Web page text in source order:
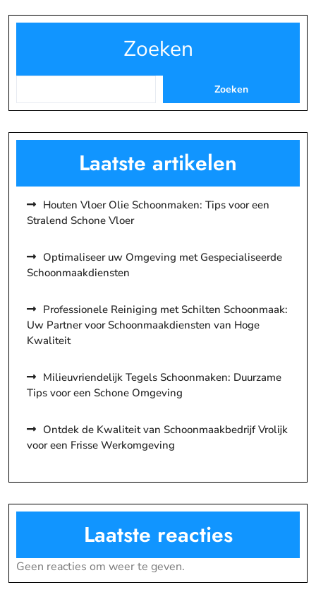
Zoeken
Zoeken
Laatste artikelen
Houten Vloer Olie Schoonmaken: Tips voor een
Stralend Schone Vloer
Optimaliseer uw Omgeving met Gespecialiseerde
Schoonmaakdiensten
Professionele Reiniging met Schilten Schoonmaak:
Uw Partner voor Schoonmaakdiensten van Hoge
Kwaliteit
Milieuvriendelijk Tegels Schoonmaken: Duurzame
Tips voor een Schone Omgeving
Ontdek de Kwaliteit van Schoonmaakbedrijf Vrolijk
voor een Frisse Werkomgeving
Laatste reacties
Geen reacties om weer te geven.